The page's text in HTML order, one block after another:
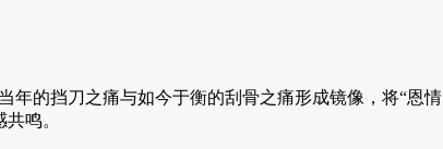
的挡刀之痛与如今于衡的刮骨之痛形成镜像，将“恩情
鸣。